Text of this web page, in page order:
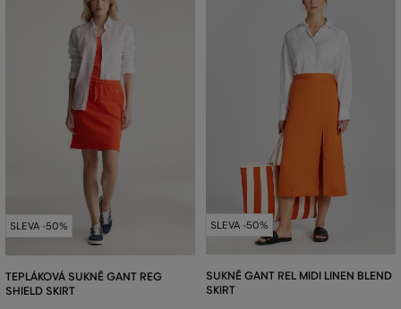
SLEVA -50%
TEPLÁKOVÁ SUKNĚ GANT REG
SHIELD SKIRT
SLEVA -50%
SUKNĚ GANT REL MIDI LINEN BLEND
SKIRT